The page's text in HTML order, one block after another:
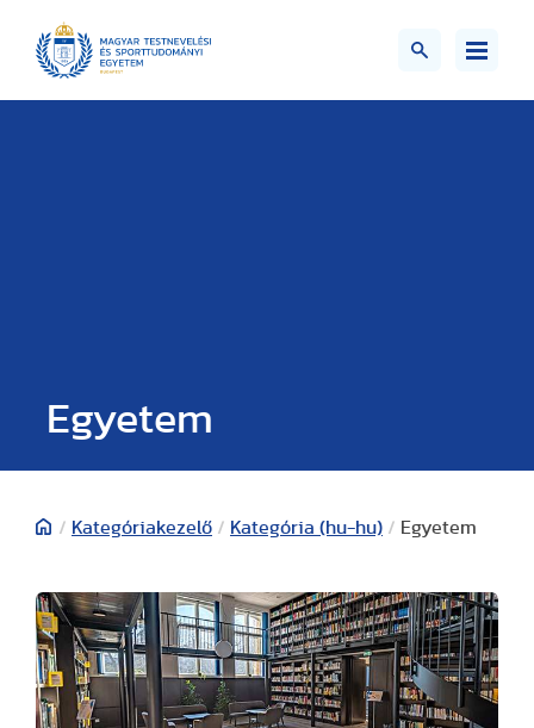
Egyetem
/ Kategóriakezelő / Kategória (hu-hu) / Egyetem